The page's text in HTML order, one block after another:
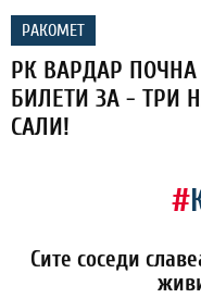
РАКОМЕТ
РК ВАРДАР
БИЛЕТИ ЗА - ТРИ
САЛИ!
#
Сите соседи